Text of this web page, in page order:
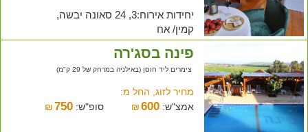
יחידות אירוח:3, 24 סאונה יבשה,
קמין/ אח
פינה בסג'רה
צימרים ליד חוסן (באילניה במרחק של 29 ק"מ)
מחיר לזוג, החל מ:
אמצ"ש:
₪600 סופ"ש: ₪ 750